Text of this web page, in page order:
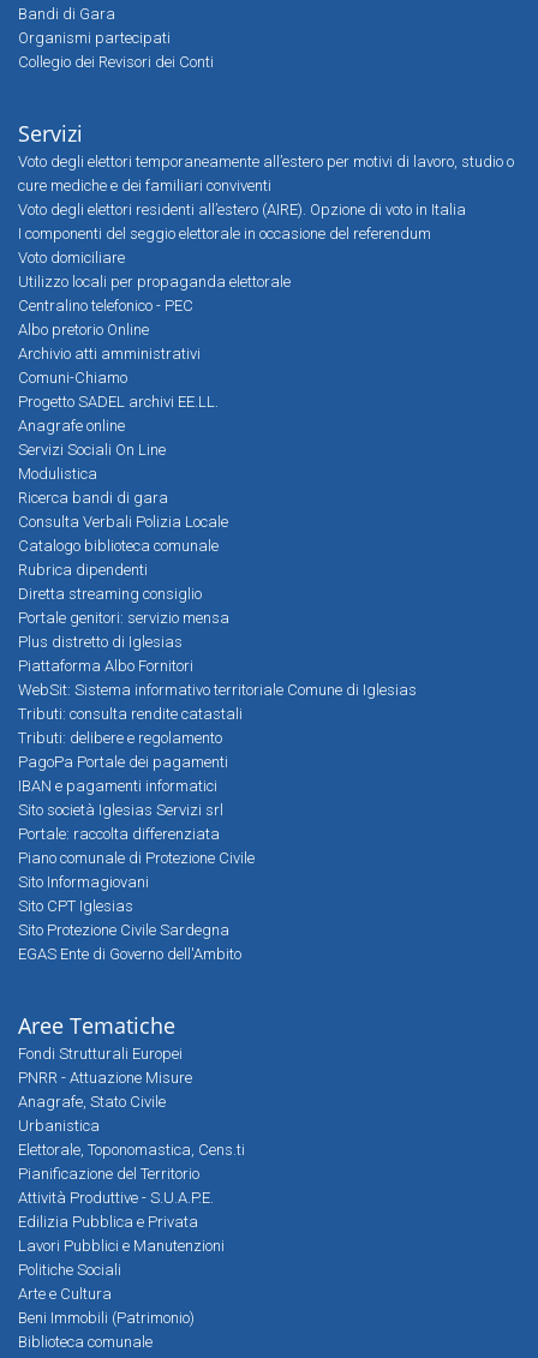
Bandi di Gara
Organismi partecipati
Collegio dei Revisori dei Conti
Servizi
Voto degli elettori temporaneamente all’estero per motivi di lavoro, studio o
cure mediche e dei familiari conviventi
Voto degli elettori residenti all’estero (AIRE). Opzione di voto in Italia
I componenti del seggio elettorale in occasione del referendum
Voto domiciliare
Utilizzo locali per propaganda elettorale
Centralino telefonico - PEC
Albo pretorio Online
Archivio atti amministrativi
Comuni-Chiamo
Progetto SADEL archivi EE.LL.
Anagrafe online
Servizi Sociali On Line
Modulistica
Ricerca bandi di gara
Consulta Verbali Polizia Locale
Catalogo biblioteca comunale
Rubrica dipendenti
Diretta streaming consiglio
Portale genitori: servizio mensa
Plus distretto di Iglesias
Piattaforma Albo Fornitori
WebSit: Sistema informativo territoriale Comune di Iglesias
Tributi: consulta rendite catastali
Tributi: delibere e regolamento
PagoPa Portale dei pagamenti
IBAN e pagamenti informatici
Sito società Iglesias Servizi srl
Portale: raccolta differenziata
Piano comunale di Protezione Civile
Sito Informagiovani
Sito CPT Iglesias
Sito Protezione Civile Sardegna
EGAS Ente di Governo dell'Ambito
Aree Tematiche
Fondi Strutturali Europei
PNRR - Attuazione Misure
Anagrafe, Stato Civile
Urbanistica
Elettorale, Toponomastica, Cens.ti
Pianificazione del Territorio
Attività Produttive - S.U.A.P.E.
Edilizia Pubblica e Privata
Lavori Pubblici e Manutenzioni
Politiche Sociali
Arte e Cultura
Beni Immobili (Patrimonio)
Biblioteca comunale